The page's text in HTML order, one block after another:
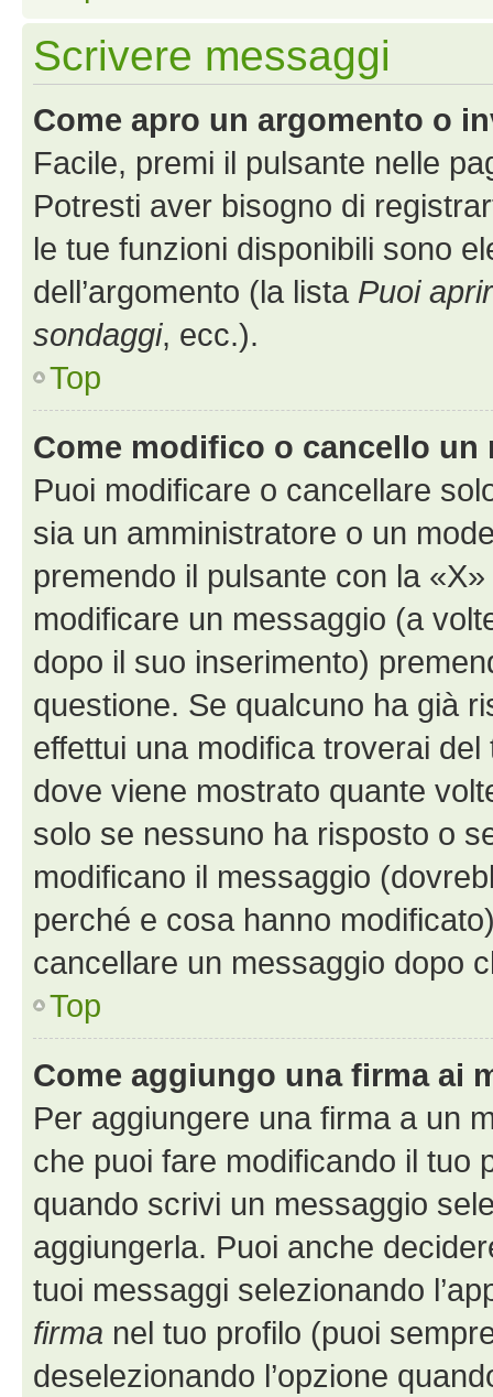
Scrivere messaggi
Come apro un argomento o
Facile, premi il pulsante nelle
Potresti aver bisogno di
le tue funzioni disponibili sono
dell’argomento (la lista Puoi
sondaggi, ecc.).
Top
Come modifico o cancello un
Puoi modificare o cancellare
sia un amministratore o un
premendo il pulsante con la
modificare un messaggio (a
dopo il suo inserimento)
questione. Se qualcuno ha già
effettui una modifica troverai
dove viene mostrato quante
solo se nessuno ha risposto o
modificano il messaggio
perché e cosa hanno
cancellare un messaggio dopo
Top
Come aggiungo una firma ai
Per aggiungere una firma a un
che puoi fare modificando il tuo
quando scrivi un messaggio
aggiungerla. Puoi anche
tuoi messaggi selezionando
firma nel tuo profilo (puoi
deselezionando l’opzione